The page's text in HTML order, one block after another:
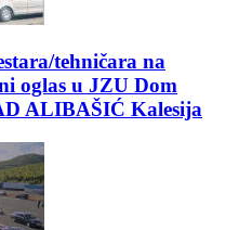
tehničara na
oglas u JZU Dom
ALIBAŠIĆ Kalesija